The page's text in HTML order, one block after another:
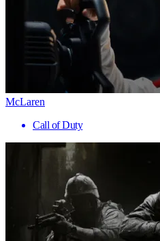
McLaren
Call of Duty